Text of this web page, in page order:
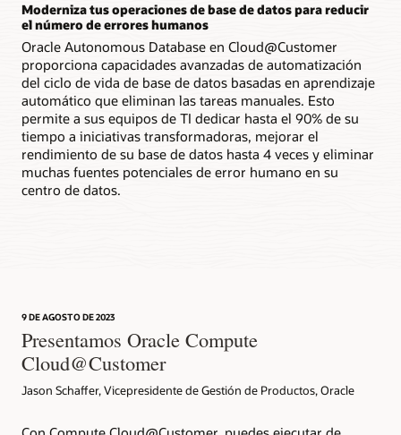
Moderniza tus operaciones de base de datos para reducir
el número de errores humanos
Oracle Autonomous Database en Cloud@Customer
proporciona capacidades avanzadas de automatización
del ciclo de vida de base de datos basadas en aprendizaje
automático que eliminan las tareas manuales. Esto
permite a sus equipos de TI dedicar hasta el 90% de su
tiempo a iniciativas transformadoras, mejorar el
rendimiento de su base de datos hasta 4 veces y eliminar
muchas fuentes potenciales de error humano en su
centro de datos.
9 DE AGOSTO DE 2023
Presentamos Oracle Compute
Cloud@Customer
Jason Schaffer, Vicepresidente de Gestión de Productos, Oracle